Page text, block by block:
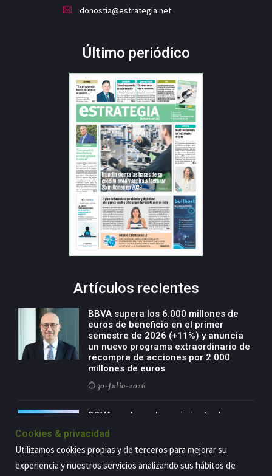
donostia@estrategia.net
Último periódico
Artículos recientes
BBVA supera los 6.000 millones de
euros de beneficio en el primer
semestre de 2026 (+11%) y anuncia
un nuevo programa extraordinario de
recompra de acciones por 2.000
millones de euros
30-Julio-2026
BBVA acelera el crecimiento de su
de especialización presente en siete
países
29-Julio-2026
Cookies & privacidad
Utilizamos cookies propias y de terceros para mejorar su
experiencia y nuestros servicios analizando sus hábitos de